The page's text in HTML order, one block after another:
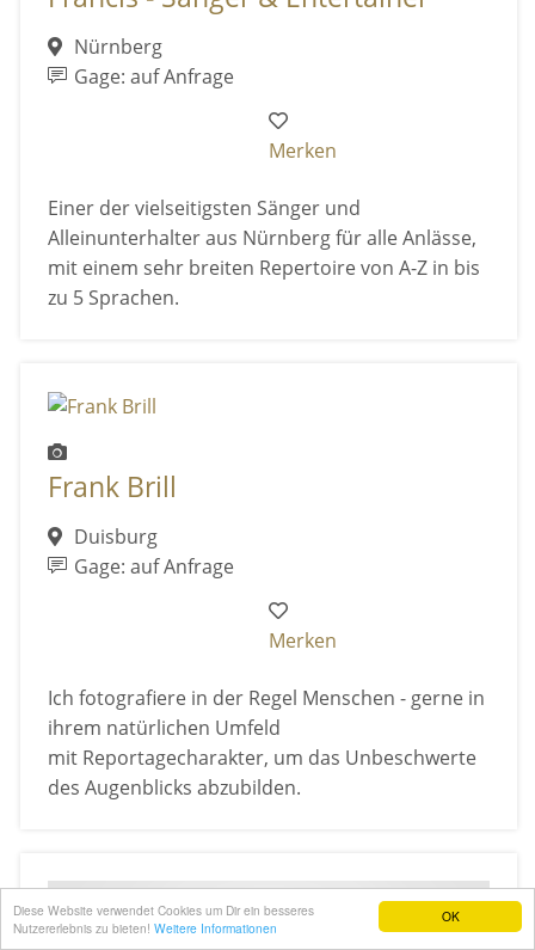
OK
Diese Website verwendet Cookies um Dir ein besseres
Nutzererlebnis zu bieten! Weitere Informationen
Nürnberg
Gage: auf Anfrage
Merken
Einer der vielseitigsten Sänger und
Alleinunterhalter aus Nürnberg für alle Anlässe,
mit einem sehr breiten Repertoire von A-Z in bis
zu 5 Sprachen.
Frank Brill
Duisburg
Gage: auf Anfrage
Merken
Ich fotografiere in der Regel Menschen - gerne in
ihrem natürlichen Umfeld
mit Reportagecharakter, um das Unbeschwerte
des Augenblicks abzubilden.